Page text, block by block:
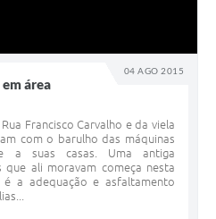
04 AGO 2015
área
Francisco Carvalho e da viela
com o barulho das máquinas
a suas casas. Uma antiga
que ali moravam começa nesta
a adequação e asfaltamento